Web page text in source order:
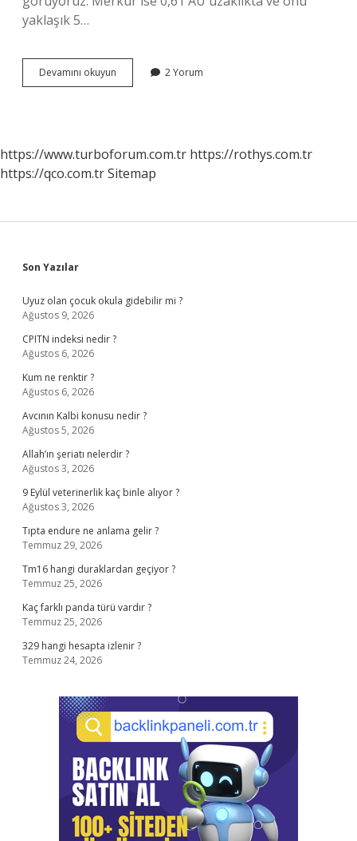
yaklaşık 5…
Devamını okuyun Yıldızların
Kaç
2 Yorum
https://www.turboforum.com.tr https://rothys.com.tr
https://qco.com.trSitemap
Sidebar
Son Yazılar
Uyuz olan çocuk okula gidebilir mi ?
Ağustos 9, 2026
CPITN indeksi nedir ?
Ağustos 6, 2026
Kum ne renktir ?
Ağustos 6, 2026
Avcının Kalbi konusu nedir ?
Ağustos 5, 2026
Allah’ın şeriatı nelerdir ?
Ağustos 3, 2026
9 Eylül veterinerlik kaç binle alıyor ?
Ağustos 3, 2026
Tıpta endure ne anlama gelir ?
Temmuz 29, 2026
Tm16 hangi duraklardan geçiyor ?
Temmuz 25, 2026
Kaç farklı panda türü vardır ?
Temmuz 25, 2026
329 hangi hesapta izlenir ?
Temmuz 24, 2026